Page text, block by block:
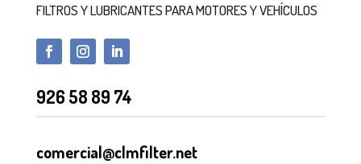
FILTROS Y LUBRICANTES PARA MOTORES Y VEHÍCULOS
926 58 89 74
comercial@clmfilter.net